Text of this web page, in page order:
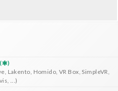
)
Lakento, Homido, VR Box, SimpleVR,
...)